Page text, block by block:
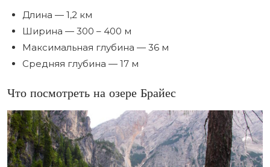
Длина — 1,2 км
Ширина — 300 – 400 м
Максимальная глубина — 36 м
Средняя глубина — 17 м
Что посмотреть на озере Брайес